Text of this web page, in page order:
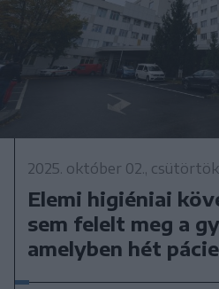
2025. október 02., csütörtök
Elemi higiéniai
sem felelt meg a
amelyben hét